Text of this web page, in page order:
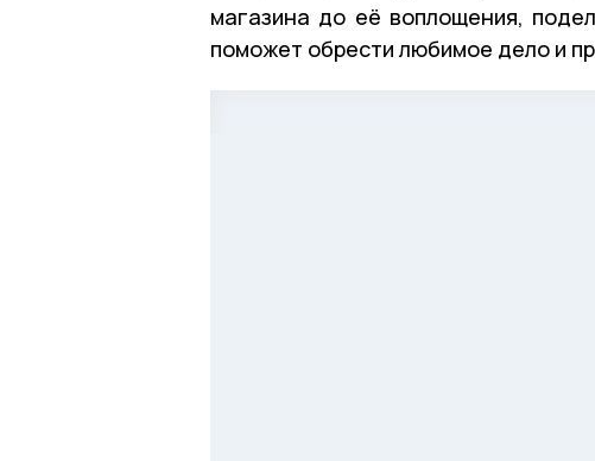
магазина до её воплощения,
поможет обрести любимое дело и